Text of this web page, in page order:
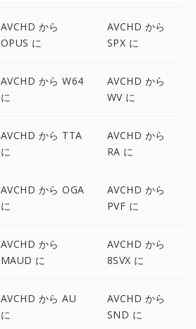
AVCHD から
OPUS に
AVCHD から
SPX に
AVCHD から W64
に
AVCHD から
WV に
AVCHD から TTA
に
AVCHD から
RA に
AVCHD から OGA
に
AVCHD から
PVF に
AVCHD から
MAUD に
AVCHD から
8SVX に
AVCHD から AU
に
AVCHD から
SND に